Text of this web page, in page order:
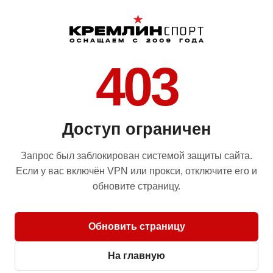
403
Доступ ограничен
Запрос был заблокирован системой защиты сайта.
Если у вас включён VPN или прокси, отключите его и
обновите страницу.
Обновить страницу
На главную